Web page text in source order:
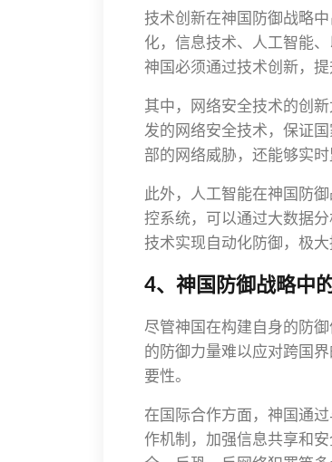
技术创新在神国防御战略
化，信息技术、人工智能
神国必须通过技术创新，
其中，网络安全技术的创
发的网络安全技术，保证
部的网络威胁，还能够实
此外，人工智能在神国防
控系统，可以通过大数据
技术实现自动化防御，极
4、神国防御战略中
尽管神国在构建自身的防
的防御力量难以应对跨国
要性。
在国际合作方面，神国通
作机制，加强信息共享和